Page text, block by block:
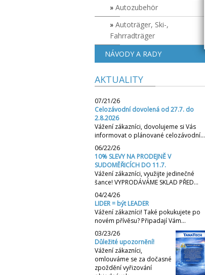
Autozubehör
Autoträger, Ski-,
Fahrradträger
NÁVODY A RADY
AKTUALITY
07/21/26
Celozávodní dovolená od 27.7. do
2.8.2026
Vážení zákazníci, dovolujeme si Vás
informovat o plánované celozávodní…
06/22/26
10% SLEVY NA PRODEJNĚ V
SUDOMĚŘICÍCH DO 11.7.
Vážení zákazníci, využijte jedinečné
šance! VYPRODÁVÁME SKLAD PŘED…
04/24/26
LIDER = být LEADER
Vážení zákazníci! Také pokukujete po
novém přívěsu? Připadají Vám…
03/23/26
Důležité upozornění!
Vážení zákazníci,
omlouváme se za dočasné
zpoždění vyřizování